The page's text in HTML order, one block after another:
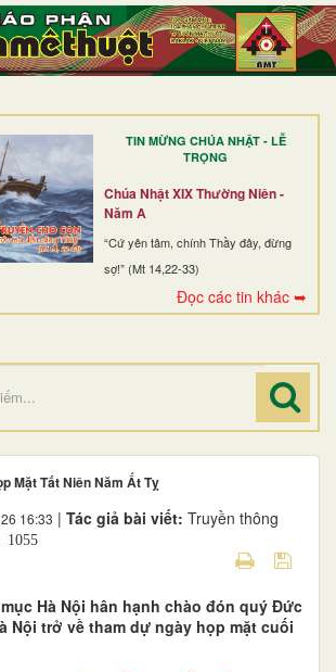
TIN MỪNG CHÚA NHẬT - LỄ
TRỌNG
Chúa Nhật XIX Thường Niên -
Năm A
“Cứ yên tâm, chính Thầy đây, đừng
sợ!” (Mt 14,22-33)
Đọc các tin khác ➥
Mặt Tất Niên Năm Ất Tỵ
16:33 | Tác giả bài viết: Truyền thông
1055
Hà Nội hân hạnh chào đón quý Đức
Nội trở về tham dự ngày họp mặt cuối